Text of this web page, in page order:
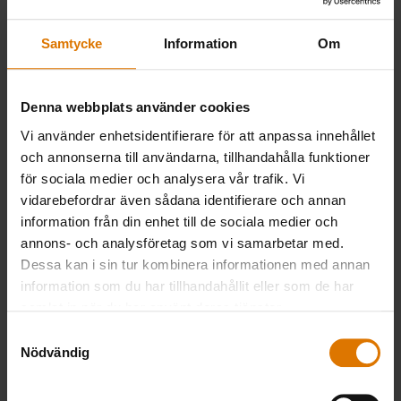
Samtycke Information Om
Denna webbplats använder cookies
Vi använder enhetsidentifierare för att anpassa innehållet
och annonserna till användarna, tillhandahålla funktioner
för sociala medier och analysera vår trafik. Vi
vidarebefordrar även sådana identifierare och annan
information från din enhet till de sociala medier och
annons- och analysföretag som vi samarbetar med.
Dessa kan i sin tur kombinera informationen med annan
information som du har tillhandahållit eller som de har
Nödvändig
and
buttons
to
navigate.
Stekbordet gör det möjligt att laga tunnare och
arbeta med steksky. Stekbordet
innebärverkligen en extra nivå jämfört med att
bara använda en grill.
DET BÄSTA VERKTYGET